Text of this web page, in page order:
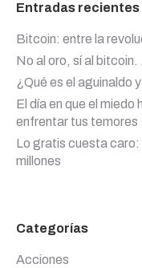
Entradas recientes
Bitcoin: entre la
No al oro, sí al
¿Qué es el aguinaldo
El día en que el
enfrentar tus temores
Lo gratis cuesta caro:
millones
Categorías
Acciones